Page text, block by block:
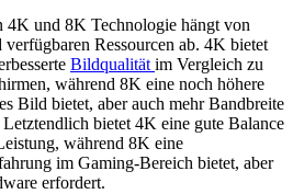
4K und 8K Technologie hängt von
Ressourcen ab. 4K bietet
Bildqualität im Vergleich zu
während 8K eine noch höhere
Bild bietet, aber auch mehr Bandbreite
bietet 4K eine gute Balance
während 8K eine
im Gaming-Bereich bietet, aber
erfordert.